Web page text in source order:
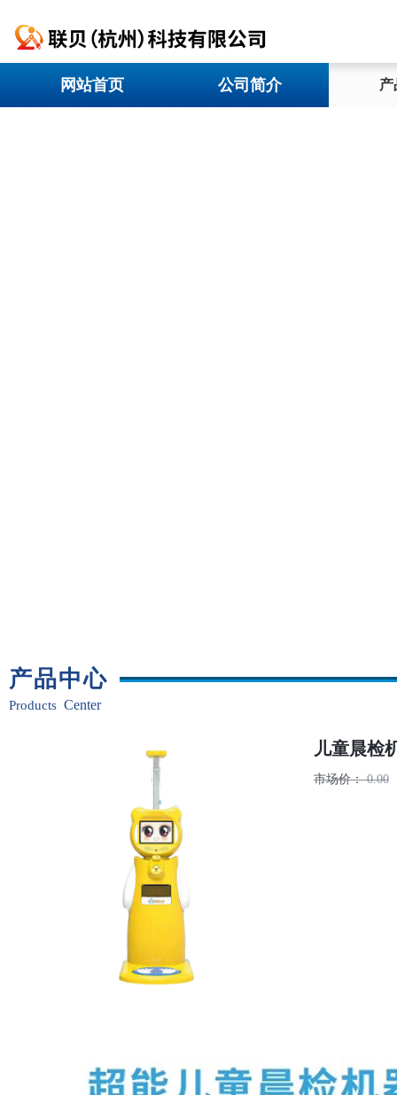
网站首页 公司简介 产
产品中心
Products Center
儿童晨检
市场价：0.00